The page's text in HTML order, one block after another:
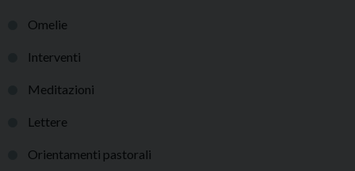
Omelie
Interventi
Meditazioni
Lettere
Orientamenti pastorali